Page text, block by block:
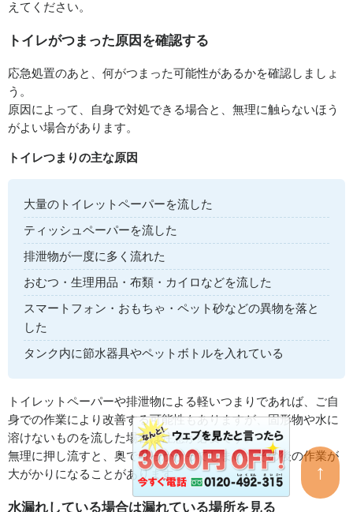
えてください。
トイレがつまった原因を確認する
応急処置のあと、何がつまった可能性があるかを確認しましょ
う。
原因によって、自身で対処できる場合と、無理に触らないほう
がよい場合があります。
トイレつまりの主な原因
大量のトイレットペーパーを流した
ティッシュペーパーを流した
排泄物が一度に多く流れた
おむつ・生理用品・布類・カイロなどを流した
スマートフォン・おもちゃ・ペット砂などの異物を落と
した
タンク内に節水器具やペットボトルを入れている
トイレットペーパーや排泄物による軽いつまりであれば、ご自
身での作業により改善する可能性もありますが、固形物や水に
溶けないものを流した場合は注意が必要です。
無理に押し流すと、奥で引っかかってしまい、その後の作業が
大がかりになることがあります。
水漏れしている場合は漏れている場所を見る
↑